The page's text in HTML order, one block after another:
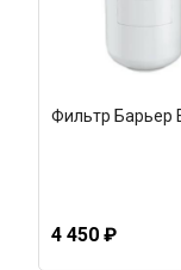
Фильтр Барьер
4 450 ₽